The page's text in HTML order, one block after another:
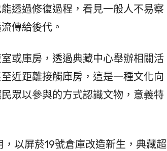
透過修復過程，看見一般人不易察
傳給後代。
或庫房，透過典藏中心舉辦相關活
近距離接觸庫房，這是一種文化向
眾以參與的方式認識文物，意義特
以屏菸19號倉庫改造新生，典藏超